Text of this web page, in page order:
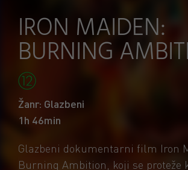
IRON MAIDEN:
BURNING
Žanr: Glazbeni
1h 46min
Glazbeni dokumentarni film Iron
Burning Ambition, koji se proteže